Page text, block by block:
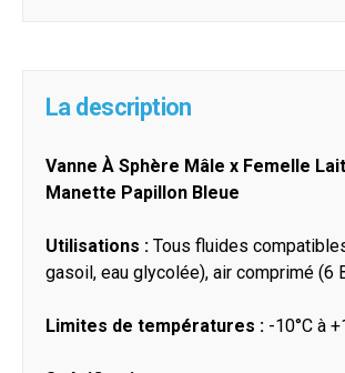
La description
Vanne À Sphère Mâle x Femelle
Manette Papillon Bleue
Utilisations : Tous fluides
gasoil, eau glycolée), air comprimé (6
Limites de températures : -10°C à